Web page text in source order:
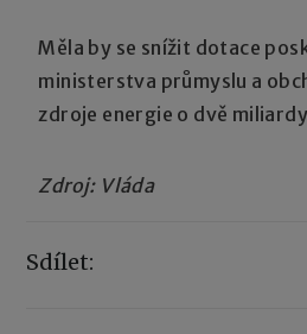
Měla by se snížit dotace
ministerstva průmyslu a
zdroje energie o dvě
Zdroj: Vláda
Sdílet: